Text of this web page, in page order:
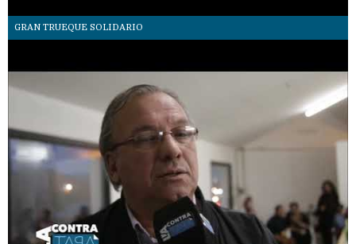
GRAN TRUEQUE SOLIDARIO